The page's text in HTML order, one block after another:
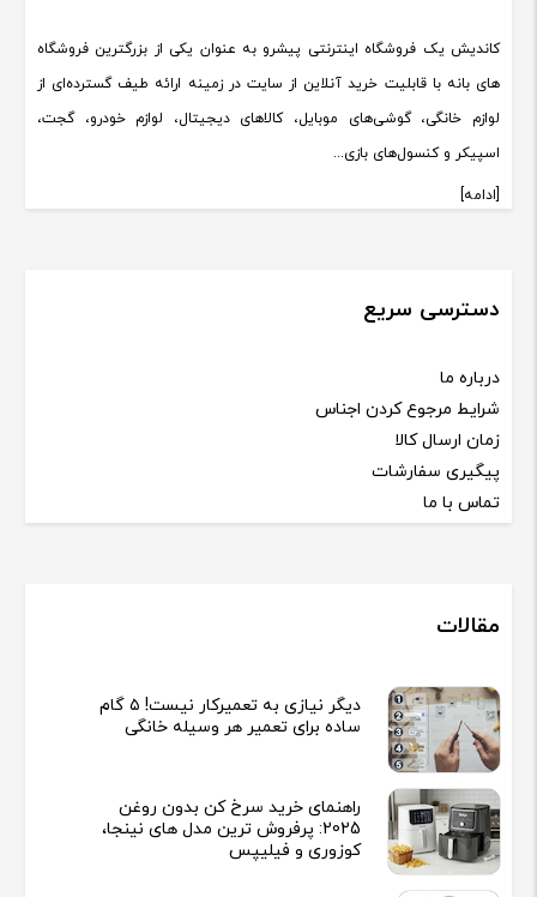
کاندیش یک فروشگاه اینترنتی پیشرو به عنوان یکی از بزرگترین فروشگاه
های بانه با قابلیت خرید آنلاین از سایت در زمینه ارائه طیف گسترده‌ای از
لوازم خانگی، گوشی‌های موبایل، کالاهای دیجیتال، لوازم خودرو، گجت،
اسپیکر و کنسول‌های بازی...
[ادامه]
دسترسی سریع
درباره ما
شرایط مرجوع کردن اجناس
زمان ارسال کالا
پیگیری سفارشات
تماس با ما
مقالات
دیگر نیازی به تعمیرکار نیست! ۵ گام
ساده برای تعمیر هر وسیله خانگی
راهنمای خرید سرخ کن بدون روغن
2025: پرفروش ترین مدل های نینجا،
کوزوری و فیلیپس